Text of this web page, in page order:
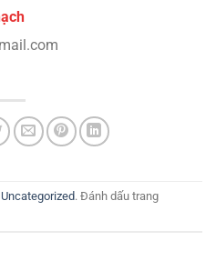
Uncategorized. Đánh dấu trang